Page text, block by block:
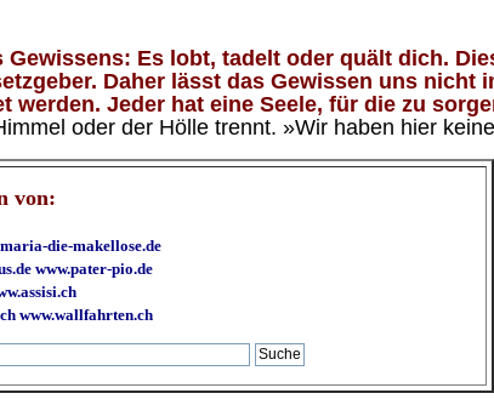
Gewissens: Es lobt, tadelt oder quält dich.
Daher lässt das Gewissen uns
werden. Jeder hat eine Seele, für die zu
oder der Hölle trennt. »Wir haben hier
von:
die-makellose.de
www.pater-pio.de
www.wallfahrten.ch